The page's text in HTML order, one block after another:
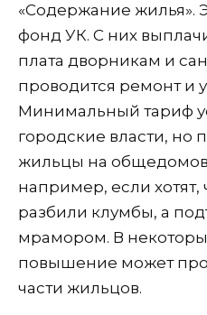
«Содержание жилья».
фонд УК. С них
плата дворникам и
проводится ремонт и
Минимальный тариф
городские власти, но
жильцы на
например, если
разбили клумбы, а
мрамором. В
повышение может
части жильцов.